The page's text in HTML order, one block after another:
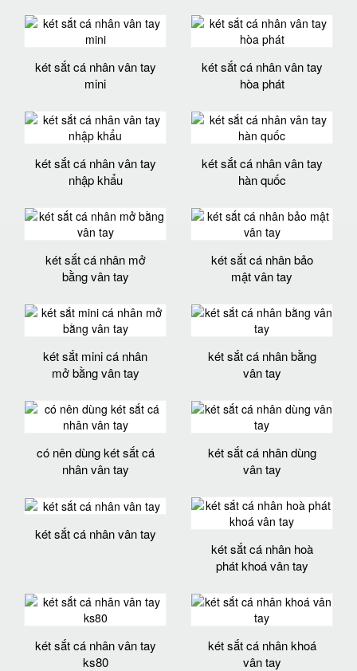
két sắt cá nhân vân tay
mini
két sắt cá nhân vân tay
hòa phát
két sắt cá nhân vân tay
nhập khẩu
két sắt cá nhân vân tay
hàn quốc
két sắt cá nhân mở
bằng vân tay
két sắt cá nhân bảo
mật vân tay
két sắt mini cá nhân
mở bằng vân tay
két sắt cá nhân bằng
vân tay
có nên dùng két sắt cá
nhân vân tay
két sắt cá nhân dùng
vân tay
két sắt cá nhân vân tay
két sắt cá nhân hoà
phát khoá vân tay
két sắt cá nhân vân tay
ks80
két sắt cá nhân khoá
vân tay